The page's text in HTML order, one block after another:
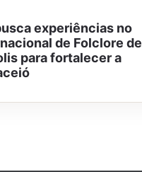
experiências no
de Folclore de
para fortalecer a